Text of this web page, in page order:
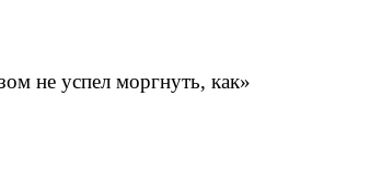
не успел моргнуть, как»